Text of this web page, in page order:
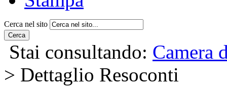
Cerca nel sito
Cerca
Stai consultando: Camera
> Dettaglio Resoconti